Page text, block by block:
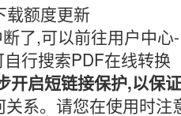
额度更新
了,可以前往用户中心
行搜索PDF在线转换
启短链接保护,以保
系。请您在使用时注